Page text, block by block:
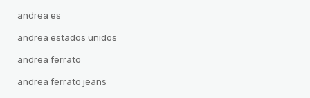
andrea es
andrea estados unidos
andrea ferrato
andrea ferrato jeans